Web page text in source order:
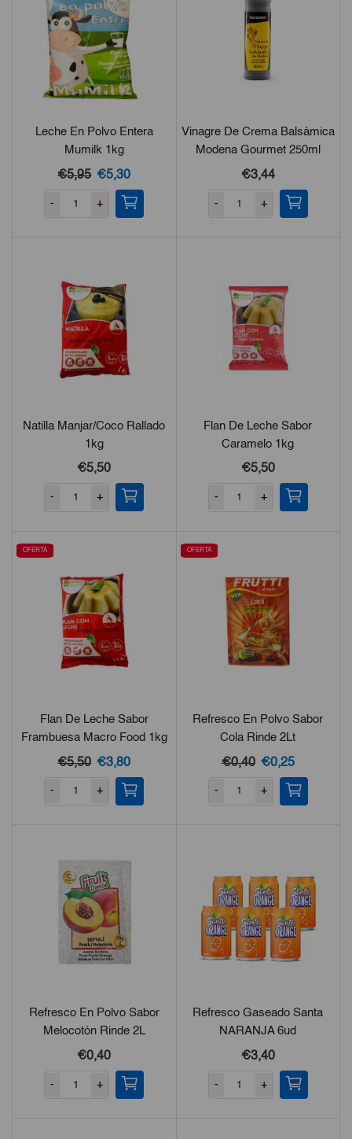
Leche En Polvo Entera
Mumilk 1kg
€5,95 El
precio
original
€5,30El
precio
actual
- +
Vinagre De Crema Balsámica
Modena Gourmet 250ml
€3,44
- +
Natilla Manjar/Coco Rallado
1kg
€5,50
- +
Flan De Leche Sabor
Caramelo 1kg
€5,50
- +
OFERTA
Flan De Leche Sabor
Frambuesa Macro Food 1kg
€5,50 El
precio
original
€3,80El
precio
actual
- +
OFERTA
Refresco En Polvo Sabor
Cola Rinde 2Lt
€0,40 El
precio
original
€0,25El
precio
actual
- +
Refresco En Polvo Sabor
Melocotón Rinde 2L
€0,40
- +
Refresco Gaseado Santa
NARANJA 6ud
€3,40
- +